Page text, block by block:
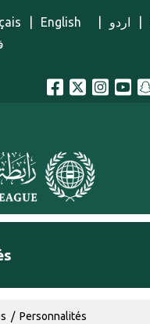
English اردو
Personnalités